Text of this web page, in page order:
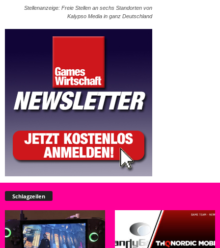
Stellenanzeige: Freie Stellen an sechs Standorten von
Kalypso Media in ganz Deutschland
Schlagzeilen